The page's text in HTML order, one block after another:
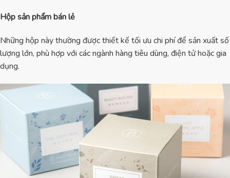
Hộp sản phẩm bán lẻ
Những hộp này thường được thiết kế tối ưu chi phí để sản xuất số
lượng lớn, phù hợp với các ngành hàng tiêu dùng, điện tử hoặc gia
dụng.